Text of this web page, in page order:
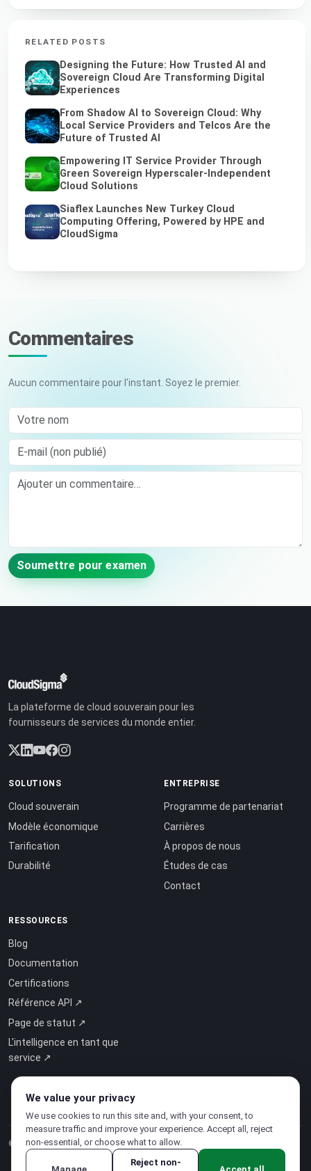
RELATED POSTS
Designing the Future: How Trusted AI and
Sovereign Cloud Are Transforming Digital
Experiences
From Shadow AI to Sovereign Cloud: Why
Local Service Providers and Telcos Are the
Future of Trusted AI
Empowering IT Service Provider Through
Green Sovereign Hyperscaler-Independent
Cloud Solutions
Siaflex Launches New Turkey Cloud
Computing Offering, Powered by HPE and
CloudSigma
Commentaires
Aucun commentaire pour l'instant. Soyez le premier.
Votre nom
E-mail (non publié)
Comment
Soumettre pour examen
La plateforme de cloud souverain pour les
fournisseurs de services du monde entier.
SOLUTIONS
Cloud souverain
Modèle économique
Tarification
Durabilité
ENTREPRISE
Programme de partenariat
Carrières
À propos de nous
Études de cas
Contact
RESSOURCES
Blog
Documentation
Certifications
Référence API ↗
Page de statut ↗
L'intelligence en tant que
service ↗
© 2026 CloudSigma Holding AG.Tous droits réservés
We value your privacy
We use cookies to run this site and, with your consent, to
measure traffic and improve your experience. Accept all, reject
non-essential, or choose what to allow.
Reject non-